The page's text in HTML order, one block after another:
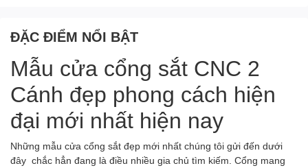
ĐẶC ĐIỂM NỔI BẬT
Mẫu cửa cổng sắt CNC 2
Cánh đẹp phong cách hiện
đại mới nhất hiện nay
Những mẫu cửa cổng sắt đẹp mới nhất chúng tôi gửi đến dưới
đây chắc hẳn đang là điều nhiều gia chủ tìm kiếm. Cổng mang